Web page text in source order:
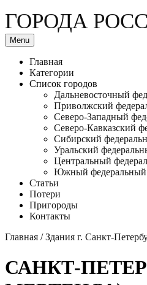
ГОРОДА
Menu
Главная
Категории
Список городов
Дальневосточный
Приволжский
Северо-Западный
Северо-Кавказский
Сибирский
Уральский
Центральный
Южный федеральный
Статьи
Потери
Пригороды
Контакты
Главная /Здания г. Санкт-
САНКТ-